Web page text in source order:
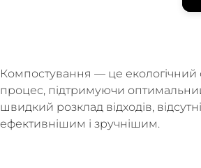
Компостування — це екологічний
процес, підтримуючи оптимальний
швидкий розклад відходів,
ефективнішим і зручнішим.